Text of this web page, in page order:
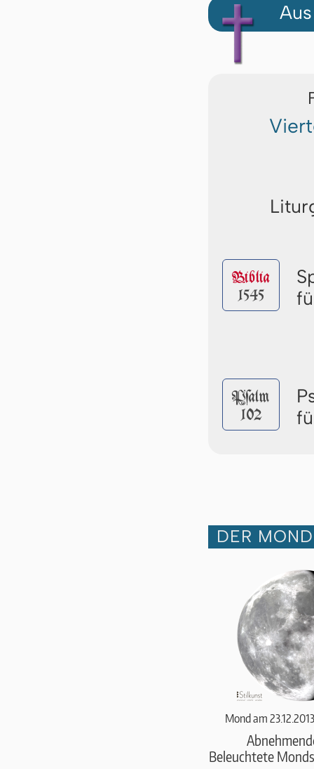
Biblia
1545
Pſalm
102
DER
Mond am
Beleuchtete